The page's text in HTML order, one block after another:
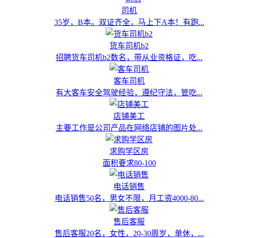
司机
35岁，B本。双证齐全，马上下A本！有跑...
货车司机b2
招聘货车司机b2数名，带从业资格证，吃...
客车司机
有大客车安全驾驶经验，遵纪守法，管吃...
店铺美工
主要工作是公司产品在网络店铺的图片处...
求购学区房
面积要求80-100
电话销售
电话销售50名，男女不限，月工资4000-80...
售后客服
售后客服20名，女性，20-30周岁，单休，...